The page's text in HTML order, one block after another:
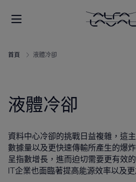
首頁 液體冷卻
液體冷卻
資料中心冷卻的挑戰日益複雜，這
數據量以及更快速傳輸所產生的爆
呈指數增長，進而迫切需要更有效
IT企業也面臨著提高能源效率以及